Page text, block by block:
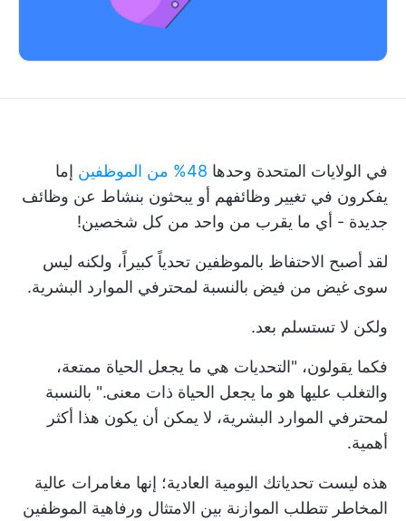
في الولايات المتحدة وحدها 48% من الموظفين
إما
يفكرون في تغيير وظائفهم أو يبحثون بنشاط عن وظائف
جديدة - أي ما يقرب من واحد من كل شخصين!
لقد أصبح الاحتفاظ بالموظفين تحدياً كبيراً، ولكنه ليس
سوى غيض من فيض بالنسبة لمحترفي الموارد البشرية.
ولكن لا تستسلم بعد.
فكما يقولون، "التحديات هي ما يجعل الحياة ممتعة،
والتغلب عليها هو ما يجعل الحياة ذات معنى." بالنسبة
لمحترفي الموارد البشرية، لا يمكن أن يكون هذا أكثر
أهمية.
هذه ليست تحدياتك اليومية العادية؛ إنها مغامرات عالية
المخاطر تتطلب الموازنة بين الامتثال ورفاهية الموظفين